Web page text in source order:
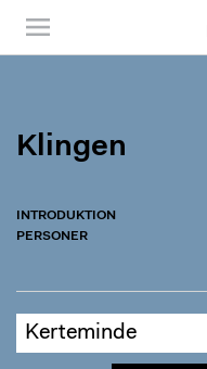
Klingen
INTRODUKTION
PERSONER